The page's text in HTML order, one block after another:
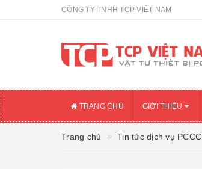
CÔNG TY TNHH TCP VIỆT NAM
TRANG CHỦ GIỚI THIỆU
Trang chủ Tin tức dịch vụ PCCC